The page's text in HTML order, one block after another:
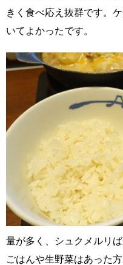
きく食べ応え抜群です。
いてよかったです。
量が多く、シュクメルリ
ごはんや生野菜はあった